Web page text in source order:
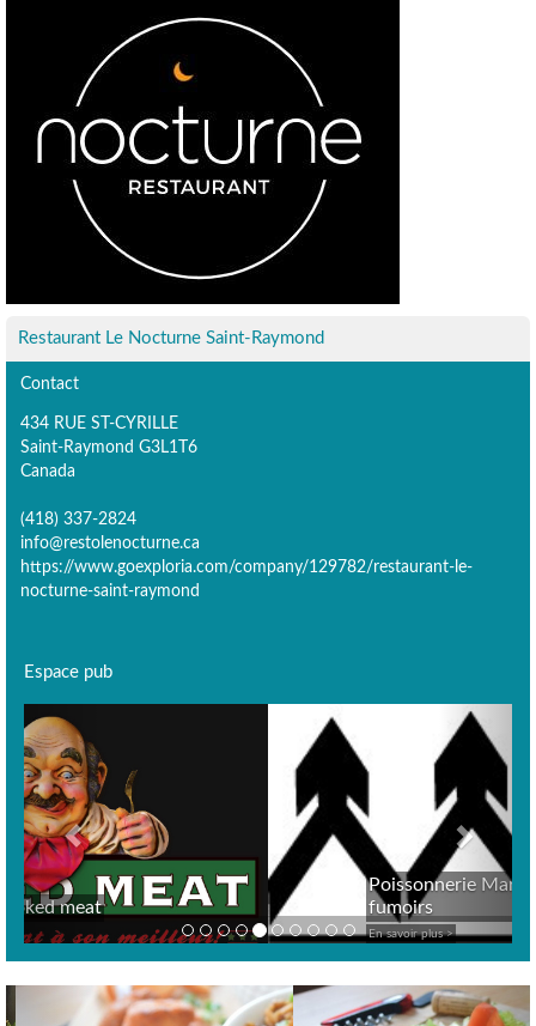
Restaurant Le Nocturne Saint-Raymond
Contact
434 RUE ST-CYRILLE
Saint-Raymond G3L1T6
Canada
(418) 337-2824
info@restolenocturne.ca
https://www.goexploria.com/company/129782/restaurant-le-
nocturne-saint-raymond
Espace pub
Poissonnerie Marché des 3
fumoirs
En savoir plus >
Previous Next
Previous